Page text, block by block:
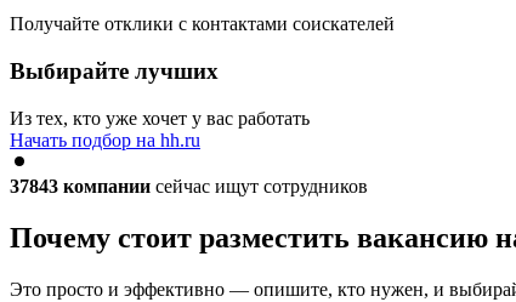
Получайте отклики с контактами соискателей
Выбирайте лучших
Из тех, кто уже хочет у вас работать
Начать подбор на hh.ru
37843 компании сейчас ищут сотрудников
Почему стоит разместить вакансию
Это просто и эффективно — опишите, кто нужен, и